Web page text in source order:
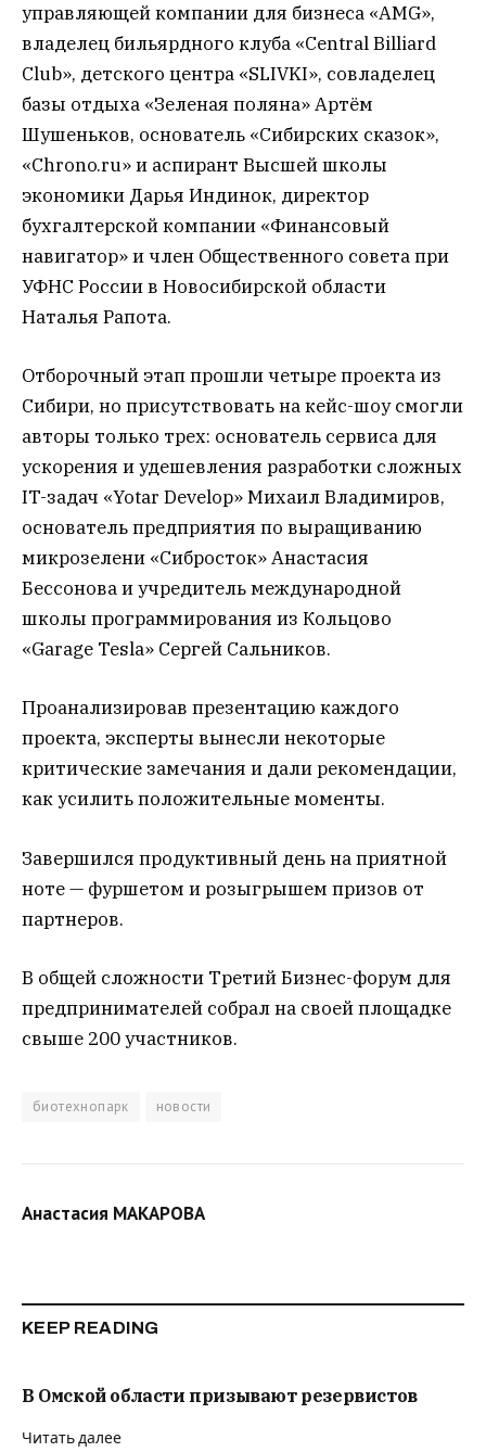
управляющей компании для бизнеса «AMG»,
владелец бильярдного клуба «Central Billiard
Club», детского центра «SLIVKI», совладелец
базы отдыха «Зеленая поляна» Артём
Шушеньков, основатель «Сибирских сказок»,
«Chrono.ru» и аспирант Высшей школы
экономики Дарья Индинок, директор
бухгалтерской компании «Финансовый
навигатор» и член Общественного совета при
УФНС России в Новосибирской области
Наталья Рапота.
Отборочный этап прошли четыре проекта из
Сибири, но присутствовать на кейс-шоу смогли
авторы только трех: основатель сервиса для
ускорения и удешевления разработки сложных
IT-задач «Yotar Develop» Михаил Владимиров,
основатель предприятия по выращиванию
микрозелени «Сибросток» Анастасия
Бессонова и учредитель международной
школы программирования из Кольцово
«Garage Tesla» Сергей Сальников.
Проанализировав презентацию каждого
проекта, эксперты вынесли некоторые
критические замечания и дали рекомендации,
как усилить положительные моменты.
Завершился продуктивный день на приятной
ноте — фуршетом и розыгрышем призов от
партнеров.
В общей сложности Третий Бизнес-форум для
предпринимателей собрал на своей площадке
свыше 200 участников.
биотехнопарк новости
Анастасия МАКАРОВА
KEEP READING
В Омской области призывают резервистов
Читать далее